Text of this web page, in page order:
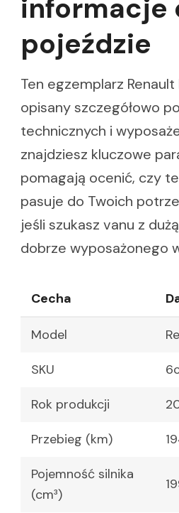
informacje
pojeździe
Ten egzemplarz Renault
opisany szczegółowo
technicznych i
znajdziesz kluczowe
pomagają ocenić, czy
pasuje do Twoich
jeśli szukasz vanu z
dobrze wyposażonego
Cecha
Model
SKU
Rok produkcji
Przebieg (km)
Pojemność silnika
(cm³)